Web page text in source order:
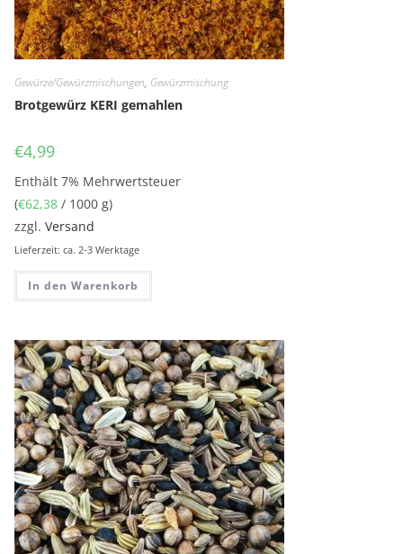
Gewürze/Gewürzmischungen, Gewürzmischung
Brotgewürz KERI gemahlen
€4,99
Enthält 7% Mehrwertsteuer
(€62,38 / 1000 g)
zzgl.Versand
Lieferzeit: ca. 2-3 Werktage
In den Warenkorb